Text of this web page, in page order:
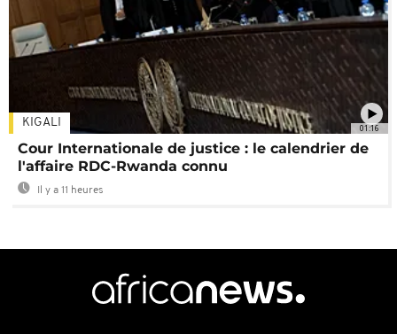
01:16
KIGALI
Cour Internationale de justice : le calendrier de
l'affaire RDC-Rwanda connu
Il y a 11 heures